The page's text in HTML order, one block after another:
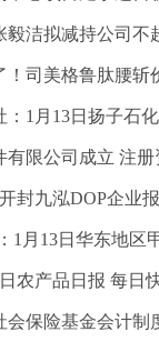
农产品日报 每日